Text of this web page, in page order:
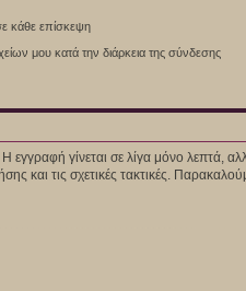
κάθε επίσκεψη
μου κατά την διάρκεια της σύνδεσης
Η εγγραφή γίνεται σε λίγα μόνο
και τις σχετικές τακτικές.